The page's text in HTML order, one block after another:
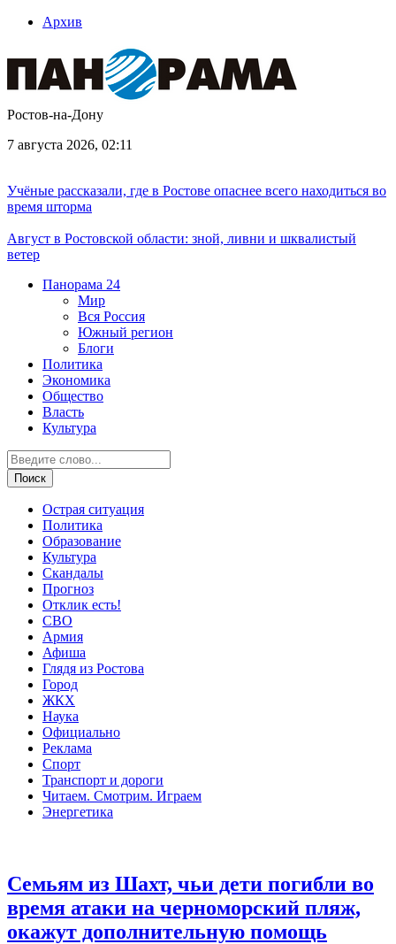
Архив
Ростов-на-Дону
7 августа 2026, 02:11
Учёные рассказали, где в Ростове опаснее всего находиться во
время шторма
Август в Ростовской области: зной, ливни и шквалистый
ветер
Панорама 24
Мир
Вся Россия
Южный регион
Блоги
Политика
Экономика
Общество
Власть
Культура
Острая ситуация
Политика
Образование
Культура
Скандалы
Прогноз
Отклик есть!
СВО
Армия
Афиша
Глядя из Ростова
Город
ЖКХ
Наука
Официально
Реклама
Спорт
Транспорт и дороги
Читаем. Смотрим. Играем
Энергетика
Семьям из Шахт, чьи дети погибли во
время атаки на черноморский пляж,
окажут дополнительную помощь